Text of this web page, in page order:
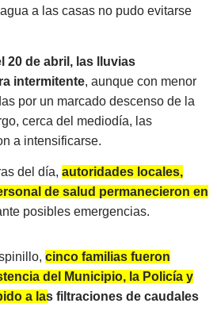
a las casas no pudo evitarse
20 de abril, las lluvias
intermitente, aunque con menor
por un marcado descenso de la
cerca del mediodía, las
a intensificarse.
del día, autoridades locales,
de salud permanecieron en
posibles emergencias.
cinco familias fueron
del Municipio, la Policía y
a las filtraciones de caudales